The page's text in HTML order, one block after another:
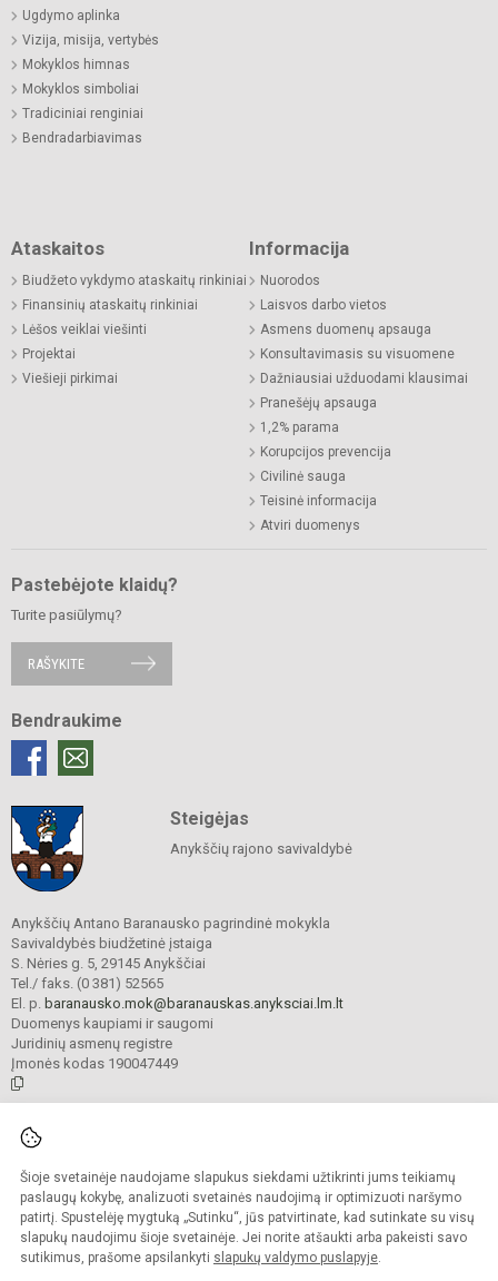
Šioje svetainėje naudojame slapukus siekdami užtikrinti jums teikiamų
paslaugų kokybę, analizuoti svetainės naudojimą ir optimizuoti naršymo
patirtį. Spustelėję mygtuką „Sutinku“, jūs patvirtinate, kad sutinkate su visų
slapukų naudojimu šioje svetainėje. Jei norite atšaukti arba pakeisti savo
sutikimus, prašome apsilankyti slapukų valdymo puslapyje.
Ugdymo aplinka
Vizija, misija, vertybės
Mokyklos himnas
Mokyklos simboliai
Tradiciniai renginiai
Bendradarbiavimas
Ataskaitos
Biudžeto vykdymo ataskaitų rinkiniai
Finansinių ataskaitų rinkiniai
Lėšos veiklai viešinti
Projektai
Viešieji pirkimai
Informacija
Nuorodos
Laisvos darbo vietos
Asmens duomenų apsauga
Konsultavimasis su visuomene
Dažniausiai užduodami klausimai
Pranešėjų apsauga
1,2% parama
Korupcijos prevencija
Civilinė sauga
Teisinė informacija
Atviri duomenys
Pastebėjote klaidų?
Turite pasiūlymų?
RAŠYKITE
Bendraukime
Steigėjas
Anykščių rajono savivaldybė
Anykščių Antano Baranausko pagrindinė mokykla
Savivaldybės biudžetinė įstaiga
S. Nėries g. 5, 29145 Anykščiai
Tel./ faks. (0 381) 52565
El. p. baranausko.mok@baranauskas.anyksciai.lm.lt
Duomenys kaupiami ir saugomi
Juridinių asmenų registre
Įmonės kodas 190047449
Kopijuoti turinį be raštiško mokyklos administracijos sutikimo griežtai
draudžiama.
Prieinamumo paraiška Slapukų valdymas
Sumanus būdas atnaujinti